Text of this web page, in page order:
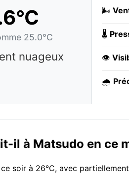
25.0°C
nuageux
🌬️
🌡️
👁️
🌧️
il à Matsudo en ce
soir à 26°C, avec